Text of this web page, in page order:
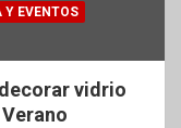
Y EVENTOS
vidrio